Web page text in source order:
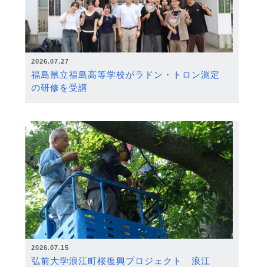
2026.07.27
福島県立福島高等学校がラドン・トロン測定
の研修を受講
2026.07.15
弘前大学浪江町桜復興プロジェクト 浪江